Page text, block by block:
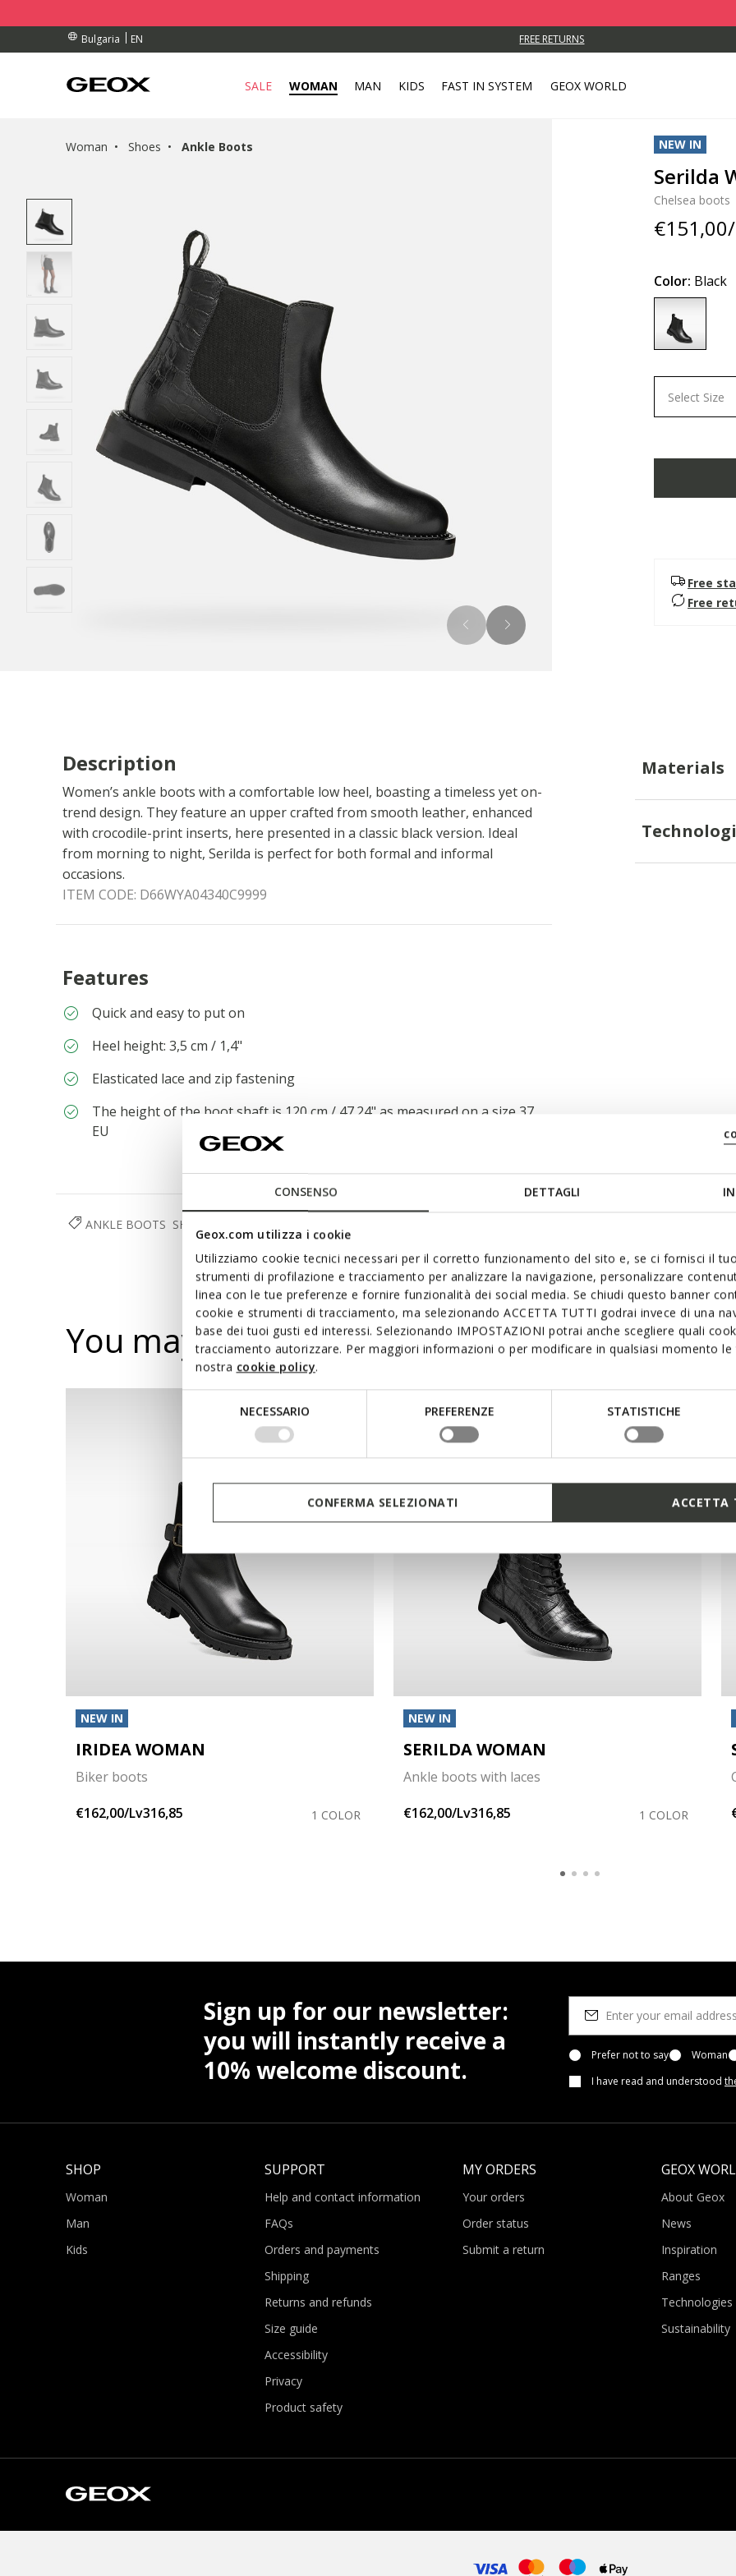
CONSENSO DETTAGLI
Geox.com utilizza i cookie
Utilizziamo cookie tecnici necessari per il corretto funzionamento del sito e, se ci fornisci il
strumenti di profilazione e tracciamento per analizzare la navigazione, personalizzare
linea con le tue preferenze e fornire funzionalità dei social media. Se chiudi questo banner
cookie e strumenti di tracciamento, ma selezionando ACCETTA TUTTI godrai invece di una
base dei tuoi gusti ed interessi. Selezionando IMPOSTAZIONI potrai anche scegliere quali
tracciamento autorizzare. Per maggiori informazioni o per modificare in qualsiasi momento
nostra cookie policy.
NECESSARIO PREFERENZE STATISTICHE
CONFERMA SELEZIONATI ACCETTA
Bulgaria EN
OVER 99,00 € FREE RETURNS
OVER 99,00 €
SALE WOMAN MAN KIDS FAST IN SYSTEM GEOX WORLD
Woman Shoes Ankle Boots NEW IN
Serilda
Chelsea boots
Color: Black
Select Size
Free
Free
Description
Women’s ankle boots with a comfortable low heel, boasting a timeless yet on-
trend design. They feature an upper crafted from smooth leather, enhanced
with crocodile-print inserts, here presented in a classic black version. Ideal
from morning to night, Serilda is perfect for both formal and informal
occasions.
ITEM CODE: D66WYA04340C9999
Features
Quick and easy to put on
Heel height: 3,5 cm / 1,4"
Elasticated lace and zip fastening
The height of the boot shaft is 120 cm / 47.24" as measured on a size 37
EU
Materials
ANKLE BOOTS SHOES
You may also like
NEW IN
IRIDEA WOMAN
Biker boots
€162,00/Lv316,85
1 COLOR
NEW IN
SERILDA WOMAN
Ankle boots with laces
€162,00/Lv316,85
1 COLOR
Sign up for our newsletter:
you will instantly receive a
10% welcome discount.
Prefer not to say
Woman
I have read and understood
SHOP
Woman
Man
Kids
SUPPORT
Help and contact information
FAQs
Orders and payments
Shipping
Returns and refunds
Size guide
Accessibility
Privacy
Product safety
MY ORDERS
Your orders
Order status
Submit a return
GEOX
About Geox
News
Inspiration
Ranges
Technologies
Sustainability